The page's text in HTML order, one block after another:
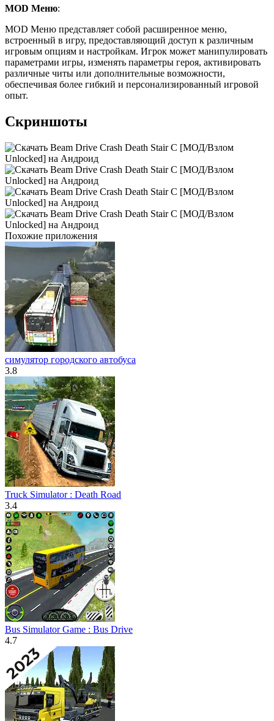
MOD Меню:
MOD Меню представляет собой расширенное меню,
встроенный в игру, предоставляющий доступ к различным
игровым опциям и настройкам. Игрок может манипулировать
параметрами игры, изменять параметры героя, активировать
различные читы или дополнительные возможности,
обеспечивая более гибкий и персонализированный игровой
опыт.
Скриншоты
Похожие приложения
симулятор городского автобуса
3.8
Truck Simulator : Death Road
3.4
Bus Simulator Game : Bus Drive
4.7